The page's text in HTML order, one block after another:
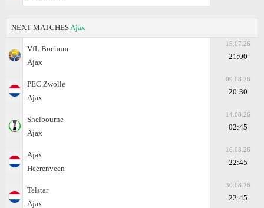
NEXT MATCHES Ajax
VfL Bochum
Ajax
15.07.26
21:00
PEC Zwolle
Ajax
09.08.26
20:30
Shelbourne
Ajax
14.08.26
02:45
Ajax
Heerenveen
16.08.26
22:45
Telstar
Ajax
30.08.26
22:45